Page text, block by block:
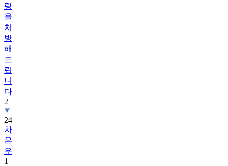
랑
을
처
방
해
드
립
니
다
2
24
차
은
우
1